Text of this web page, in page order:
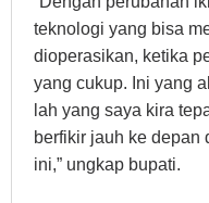
teknologi yang bisa
dioperasikan, ketika
yang cukup. Ini yang
lah yang saya kira
berfikir jauh ke depan
ini,” ungkap bupati.